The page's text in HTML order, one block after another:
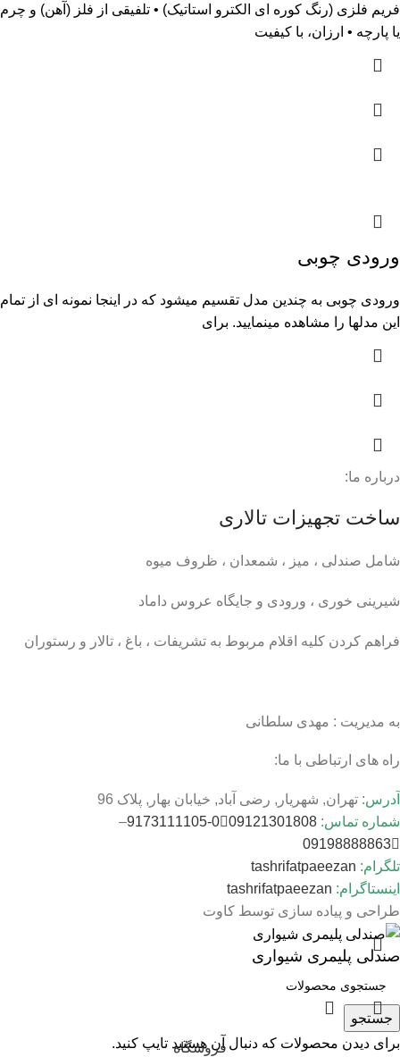
فریم فلزی (رنگ کوره ای الکترو استاتیک) • تلفیقی از فلز (آهن) و چرم
یا پارچه • ارزان، با کیفیت
ورودی چوبی
ورودی چوبی به چندین مدل تقسیم میشود که در اینجا نمونه ای از تمام
این مدلها را مشاهده مینمایید. برای
درباره ما:
ساخت تجهیزات تالاری
شامل صندلی ، میز ، شمعدان ، ظروف میوه
شیرینی خوری ، ورودی و جایگاه عروس داماد
فراهم کردن کلیه اقلام مربوط به تشریفات ، باغ ، تالار و رستوران
به مدیریت : مهدی سلطانی
راه های ارتباطی با ما:
آدرس: تهران, شهریار, رضی آباد, خیابان بهار, پلاک 96
شماره تماس: 09121301808
0-9173111105
–
09198888863
تلگرام: tashrifatpaeezan
اینستاگرام: tashrifatpaeezan
طراحی و پیاده سازی توسط کاوت
جستجو
برای دیدن محصولات که دنبال آن هستید تایپ کنید.
صندلی پلیمری شیواری
فروشگاه